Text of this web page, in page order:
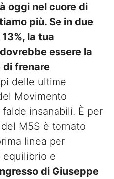
oggi nel cuore di
più. Se in due
la tua
essere la
di frenare
delle ultime
Movimento
insanabili. È per
M5S è tornato
linea per
equilibrio e
di Giuseppe